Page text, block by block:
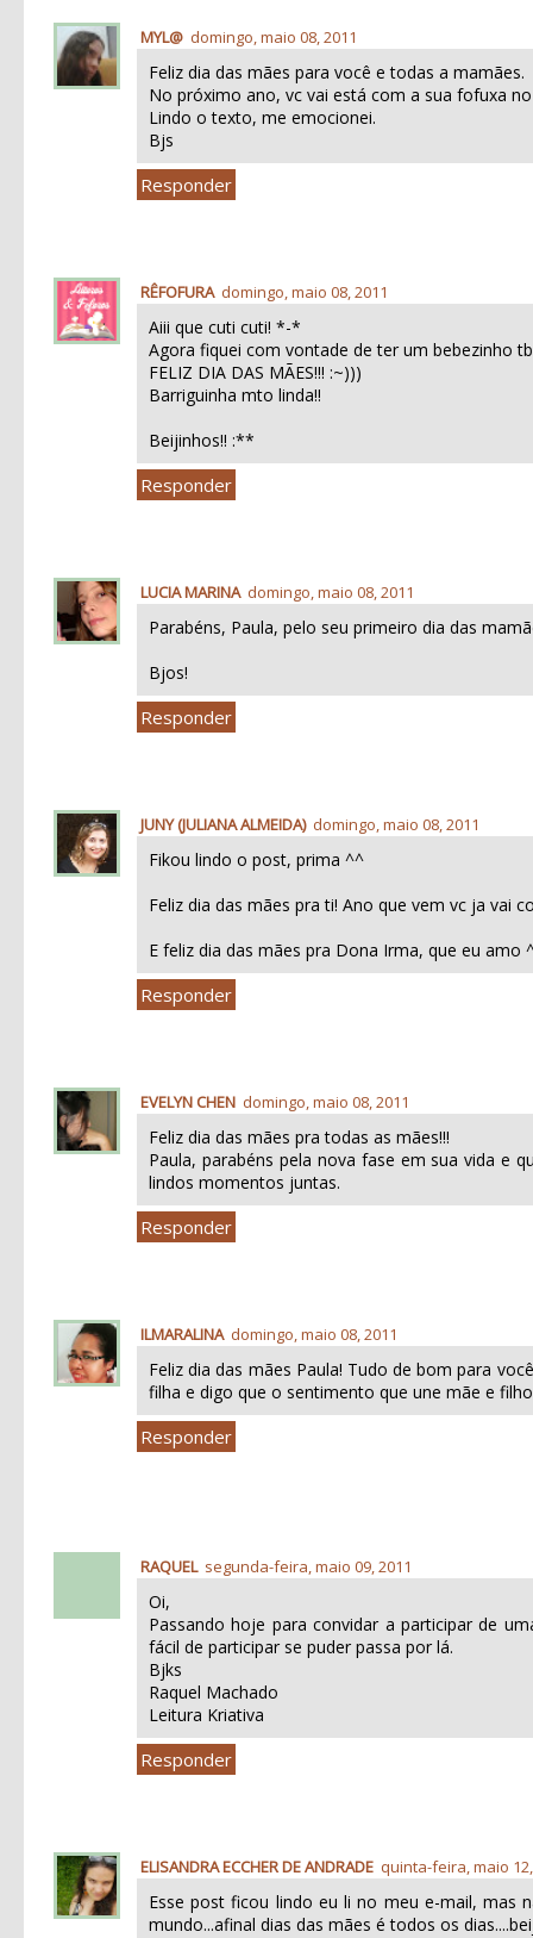
MYL@ domingo, maio 08, 2011
Feliz dia das mães para você e todas a mamães.
No próximo ano, vc vai está com a sua fofuxa
Lindo o texto, me emocionei.
Bjs
Responder
RÊFOFURA domingo, maio 08, 2011
Aiii que cuti cuti! *-*
Agora fiquei com vontade de ter um bebezinho
FELIZ DIA DAS MÃES!!! :~)))
Barriguinha mto linda!!
Beijinhos!! :**
Responder
LUCIA MARINA domingo, maio 08, 2011
Parabéns, Paula, pelo seu primeiro dia das
Bjos!
Responder
JUNY (JULIANA ALMEIDA) domingo, maio 08, 2011
Fikou lindo o post, prima ^^
Feliz dia das mães pra ti! Ano que vem vc ja
E feliz dia das mães pra Dona Irma, que eu amo
Responder
EVELYN CHEN domingo, maio 08, 2011
Feliz dia das mães pra todas as mães!!!
Paula, parabéns pela nova fase em sua vida e
lindos momentos juntas.
Responder
ILMARALINA domingo, maio 08, 2011
Feliz dia das mães Paula! Tudo de bom para
filha e digo que o sentimento que une mãe e
Responder
RAQUEL segunda-feira, maio 09, 2011
Oi,
Passando hoje para convidar a participar de
fácil de participar se puder passa por lá.
Bjks
Raquel Machado
Leitura Kriativa
Responder
ELISANDRA ECCHER DE ANDRADE quinta-feira, maio
Esse post ficou lindo eu li no meu e-mail, mas
mundo...afinal dias das mães é todos os